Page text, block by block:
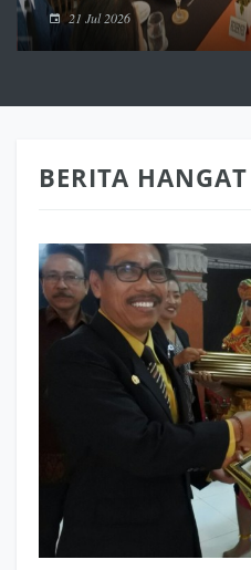
21 Jul 2026
BERITA HANGAT